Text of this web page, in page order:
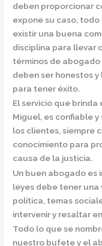
deben proporcionar
expone su caso,
existir una buena
disciplina para llevar
términos de
deben ser honestos
para tener éxito.
El servicio que brinda
Miguel, es confiable
los clientes, siempre
conocimiento para
causa de la justicia.
Un buen abogado
leyes debe tener una
política, temas
intervenir y resaltar
Todo lo que se
nuestro bufete y el